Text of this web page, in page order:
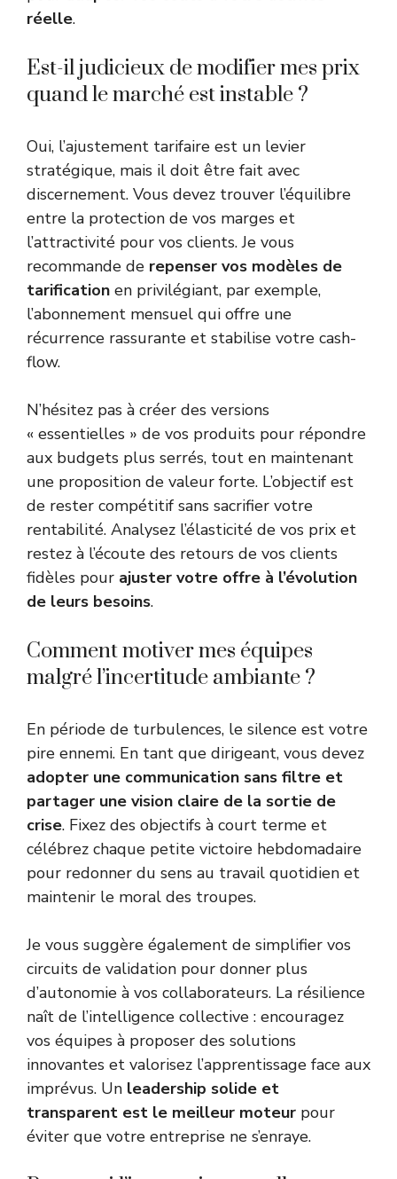
réelle.
Est-il judicieux de modifier mes prix
quand le marché est instable ?
Oui, l’ajustement tarifaire est un levier
stratégique, mais il doit être fait avec
discernement. Vous devez trouver l’équilibre
entre la protection de vos marges et
l’attractivité pour vos clients. Je vous
recommande de repenser vos modèles de
tarification en privilégiant, par exemple,
l’abonnement mensuel qui offre une
récurrence rassurante et stabilise votre cash-
flow.
N’hésitez pas à créer des versions
« essentielles » de vos produits pour répondre
aux budgets plus serrés, tout en maintenant
une proposition de valeur forte. L’objectif est
de rester compétitif sans sacrifier votre
rentabilité. Analysez l’élasticité de vos prix et
restez à l’écoute des retours de vos clients
fidèles pour ajuster votre offre à l’évolution
de leurs besoins.
Comment motiver mes équipes
malgré l’incertitude ambiante ?
En période de turbulences, le silence est votre
pire ennemi. En tant que dirigeant, vous devez
adopter une communication sans filtre et
partager une vision claire de la sortie de
crise. Fixez des objectifs à court terme et
célébrez chaque petite victoire hebdomadaire
pour redonner du sens au travail quotidien et
maintenir le moral des troupes.
Je vous suggère également de simplifier vos
circuits de validation pour donner plus
d’autonomie à vos collaborateurs. La résilience
naît de l’intelligence collective : encouragez
vos équipes à proposer des solutions
innovantes et valorisez l’apprentissage face aux
imprévus. Un leadership solide et
transparent est le meilleur moteur pour
éviter que votre entreprise ne s’enraye.